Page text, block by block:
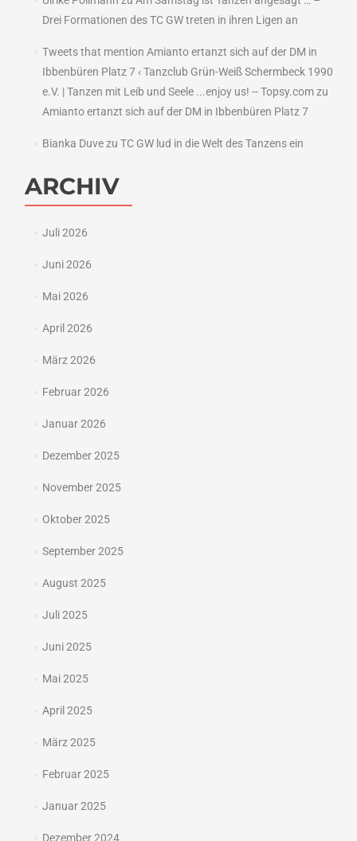
Drei Formationen des TC GW treten in ihren Ligen an
Tweets that mention Amianto ertanzt sich auf der DM in
Ibbenbüren Platz 7 ‹ Tanzclub Grün-Weiß Schermbeck 1990
e.V. | Tanzen mit Leib und Seele ...enjoy us! -- Topsy.comzu
Amianto ertanzt sich auf der DM in Ibbenbüren Platz 7
Bianka Duvezu TC GW lud in die Welt des Tanzens ein
ARCHIV
Juli 2026
Juni 2026
Mai 2026
April 2026
März 2026
Februar 2026
Januar 2026
Dezember 2025
November 2025
Oktober 2025
September 2025
August 2025
Juli 2025
Juni 2025
Mai 2025
April 2025
März 2025
Februar 2025
Januar 2025
Dezember 2024